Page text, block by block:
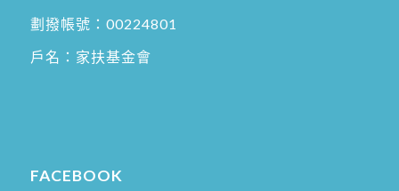
劃撥帳號：00224801
戶名：家扶基金會
FACEBOOK